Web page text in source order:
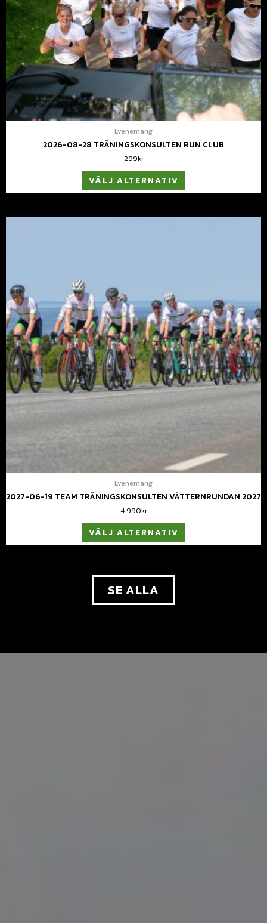
Evenemang
2026-08-28 TRÄNINGSKONSULTEN RUN CLUB
299kr
VÄLJ ALTERNATIV
Evenemang
2027-06-19 TEAM TRÄNINGSKONSULTEN VÄTTERNRUNDAN 2027
4 990kr
VÄLJ ALTERNATIV
SE ALLA